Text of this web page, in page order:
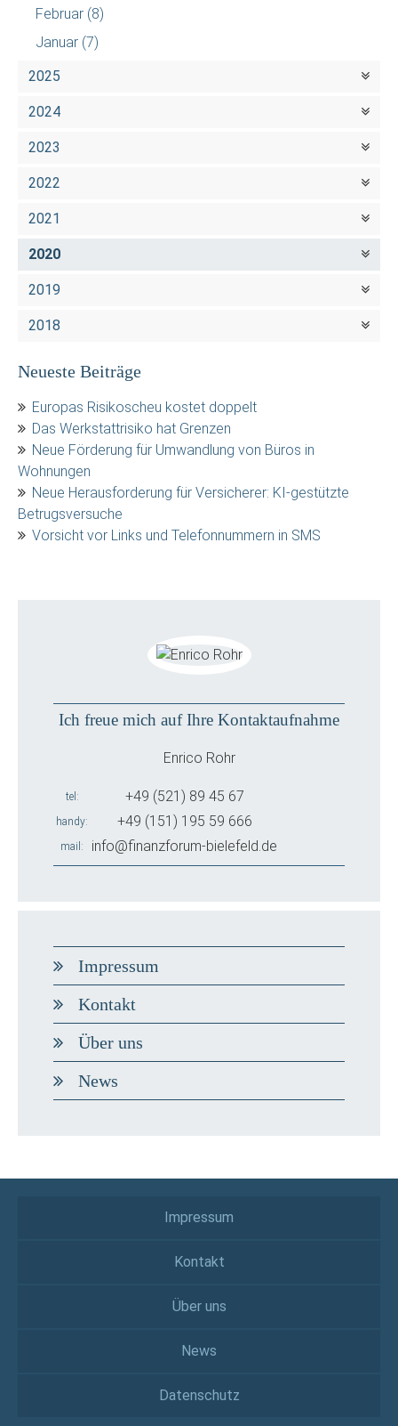
Februar (8)
Januar (7)
2025
2024
2023
2022
2021
2020
2019
2018
Neueste Beiträge
Europas Risikoscheu kostet doppelt
Das Werkstattrisiko hat Grenzen
Neue Förderung für Umwandlung von Büros in
Wohnungen
Neue Herausforderung für Versicherer: KI-gestützte
Betrugsversuche
Vorsicht vor Links und Telefonnummern in SMS
Ich freue mich auf Ihre Kontaktaufnahme
Enrico Rohr
tel +49 (521) 89 45 67
handy +49 (151) 195 59 666
mail info@finanzforum-bielefeld.de
Impressum
Kontakt
Über uns
News
Impressum
Kontakt
Über uns
News
Datenschutz